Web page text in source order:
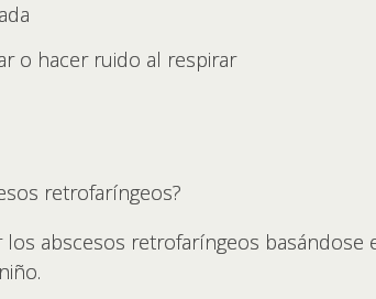
o hacer ruido al respirar
retrofaríngeos?
los abscesos retrofaríngeos